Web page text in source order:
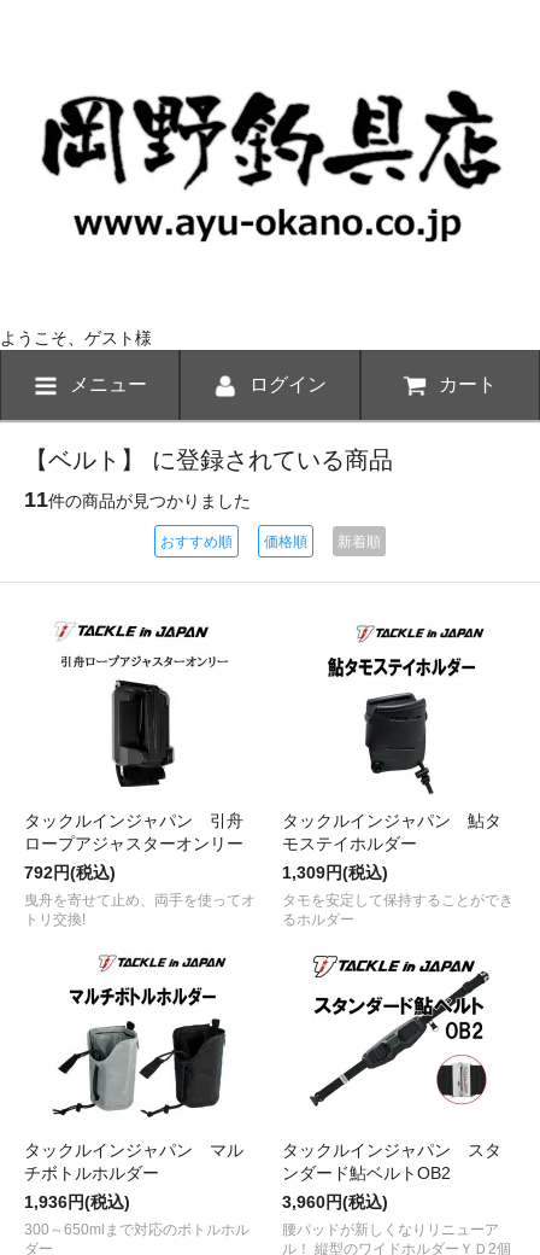
ようこそ、ゲスト様
メニュー ログイン カート
【ベルト】 に登録されている商品
11件の商品が見つかりました
おすすめ順 価格順 新着順
タックルインジャパン 引舟
ロープアジャスターオンリー
792円(税込)
曳舟を寄せて止め、両手を使ってオ
トリ交換!
タックルインジャパン 鮎タ
モステイホルダー
1,309円(税込)
タモを安定して保持することができ
るホルダー
タックルインジャパン マル
チボトルホルダー
1,936円(税込)
300～650mlまで対応のボトルホル
ダー
タックルインジャパン スタ
ンダード鮎ベルトOB2
3,960円(税込)
腰パッドが新しくなりリニューア
ル！ 縦型のワイドホルダーＹＤ2個